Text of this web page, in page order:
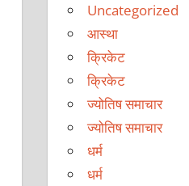
Uncategorized
आस्था
क्रिकेट
क्रिकेट
ज्योतिष समाचार
ज्योतिष समाचार
धर्म
धर्म